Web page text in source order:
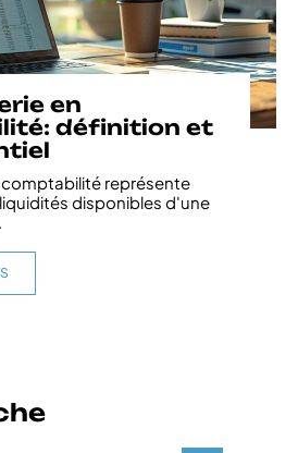
en
définition et
comptabilité représente
disponibles d'une